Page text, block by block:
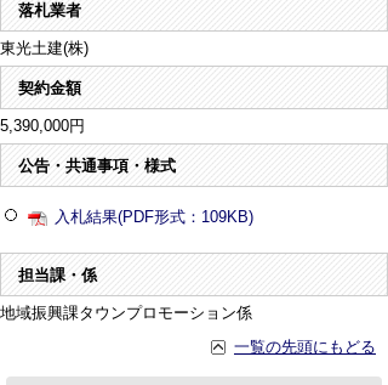
落札業者
東光土建(株)
契約金額
5,390,000円
公告・共通事項・様式
入札結果(PDF形式：109KB)
担当課・係
地域振興課タウンプロモーション係
一覧の先頭にもどる